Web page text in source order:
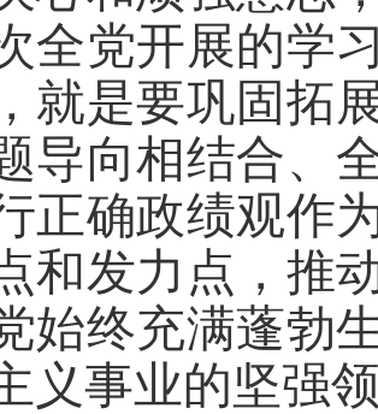
全党开展的学
就是要巩固拓
导向相结合、
正确政绩观作
和发力点，推
始终充满蓬勃
义事业的坚强